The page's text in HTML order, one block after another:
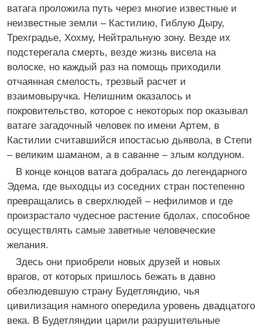
ватага проложила путь через многие известные и
неизвестные земли – Кастилию, Гиблую Дыру,
Трехградье, Хохму, Нейтральную зону. Везде их
подстерегала смерть, везде жизнь висела на
волоске, но каждый раз на помощь приходили
отчаянная смелость, трезвый расчет и
взаимовыручка. Нелишним оказалось и
покровительство, которое с некоторых пор оказывал
ватаге загадочный человек по имени Артем, в
Кастилии считавшийся ипостасью дьявола, в Степи
– великим шаманом, а в саванне – злым колдуном.
В конце концов ватага добралась до легендарного
Эдема, где выходцы из соседних стран постепенно
превращались в сверхлюдей – нефилимов и где
произрастало чудесное растение бдолах, способное
осуществлять самые заветные человеческие
желания.
Здесь они приобрели новых друзей и новых
врагов, от которых пришлось бежать в давно
обезлюдевшую страну Будетляндию, чья
цивилизация намного опередила уровень двадцатого
века. В Будетляндии царили разрушительные